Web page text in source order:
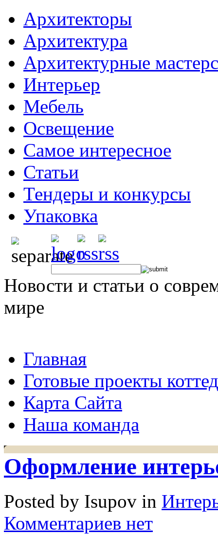
Архитекторы
Архитектура
Архитектурные
Интерьер
Мебель
Освещение
Самое интересное
Статьи
Тендеры и конкурсы
Упаковка
Новости и статьи о
мире
Главная
Готовые проекты
Карта Сайта
Наша команда
Оформление
Posted by Isupov in
Комментариев нет